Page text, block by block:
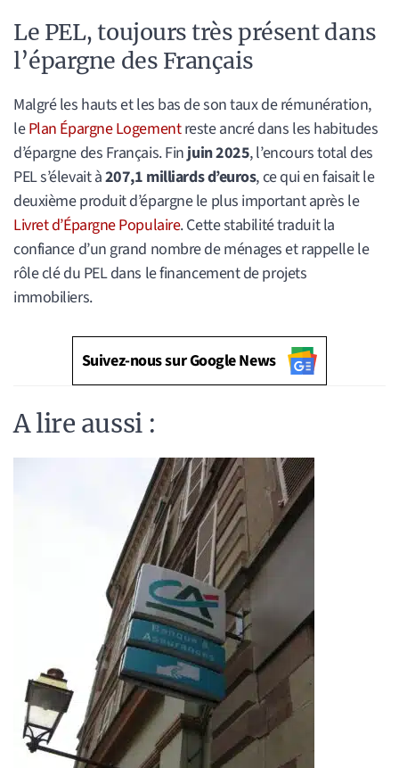
Le PEL, toujours très présent dans
l’épargne des Français
Malgré les hauts et les bas de son taux de rémunération,
lePlan Épargne Logementreste ancré dans les habitudes
d’épargne des Français. Fin juin 2025, l’encours total des
PEL s’élevait à207,1 milliards d’euros, ce qui en faisait le
deuxième produit d’épargne le plus important après le
Livret d’Épargne Populaire. Cette stabilité traduit la
confiance d’un grand nombre de ménages et rappelle le
rôle clé du PEL dans le financement de projets
immobiliers.
Suivez-nous sur Google News
A lire aussi :